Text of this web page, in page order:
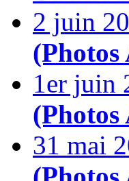
2 juin
1er juin
31 mai